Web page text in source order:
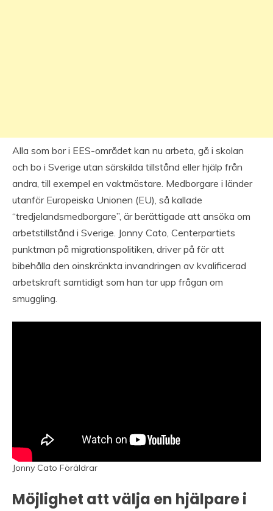
Alla som bor i EES-området kan nu arbeta, gå i skolan
och bo i Sverige utan särskilda tillstånd eller hjälp från
andra, till exempel en vaktmästare. Medborgare i länder
utanför Europeiska Unionen (EU), så kallade
“tredjelandsmedborgare”, är berättigade att ansöka om
arbetstillstånd i Sverige. Jonny Cato, Centerpartiets
punktman på migrationspolitiken, driver på för att
bibehålla den oinskränkta invandringen av kvalificerad
arbetskraft samtidigt som han tar upp frågan om
smuggling.
Jonny Cato Föräldrar
Möjlighet att välja en hjälpare i